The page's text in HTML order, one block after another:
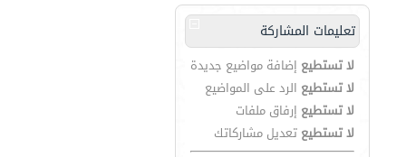
تعليمات المشاركة
لا تستطيع إضافة مواضيع جديدة
لا تستطيع الرد على المواضيع
لا تستطيع إرفاق ملفات
لا تستطيع تعديل مشاركاتك